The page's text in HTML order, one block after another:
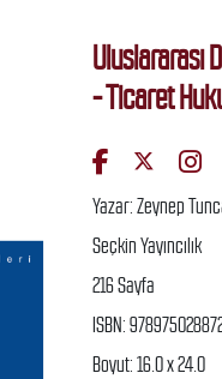
Uluslararası
- Ticaret
Yazar: Zeynep
Seçkin Yayıncılık
216 Sayfa
ISBN:
Boyut: 16.0 x 24.0